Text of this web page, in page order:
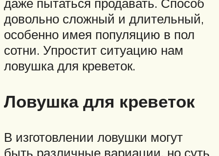
довольно сложный и длительный,
особенно имея популяцию в пол
сотни. Упростит ситуацию нам
ловушка для креветок.
Ловушка для креветок
В изготовлении ловушки могут
быть различные вариации, но суть